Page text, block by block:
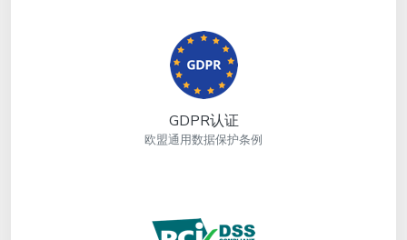
GDPR认证
欧盟通用数据保护条例